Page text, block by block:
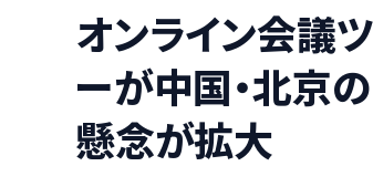
オンライン会議
ーが中国・北京
懸念が拡大